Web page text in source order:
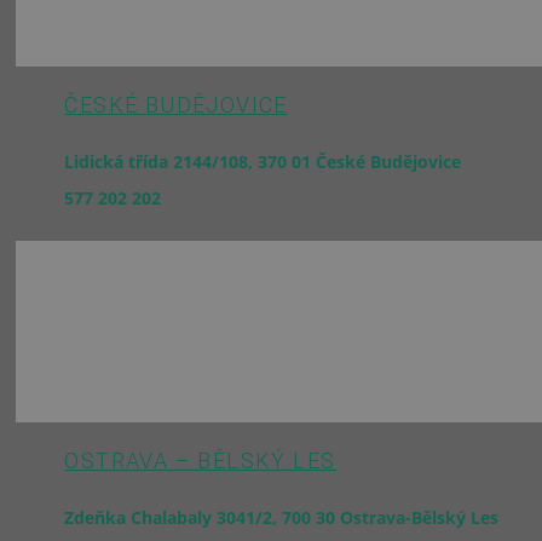
ČESKÉ BUDĚJOVICE
Lidická třída 2144/108, 370 01 České Budějovice
577 202 202
OSTRAVA – BĚLSKÝ LES
Zdeňka Chalabaly 3041/2, 700 30 Ostrava-Bělský Les